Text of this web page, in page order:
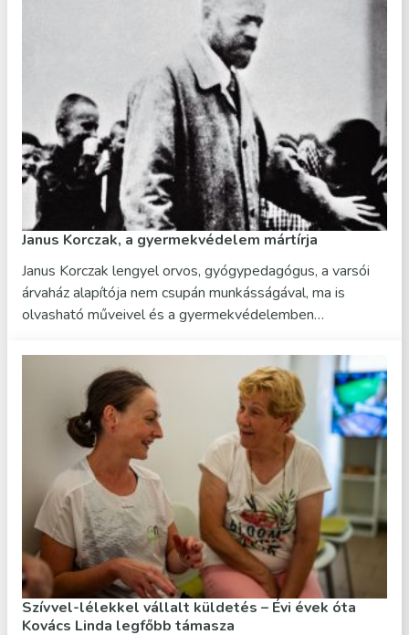
Janus Korczak, a gyermekvédelem mártírja
Janus Korczak lengyel orvos, gyógypedagógus, a varsói
árvaház alapítója nem csupán munkásságával, ma is
olvasható műveivel és a gyermekvédelemben…
Szívvel-lélekkel vállalt küldetés – Évi évek óta
Kovács Linda legfőbb támasza